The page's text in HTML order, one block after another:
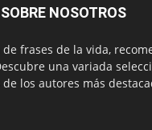
SOBRE NOSOTROS
frases de la vida,
una variada
los autores más